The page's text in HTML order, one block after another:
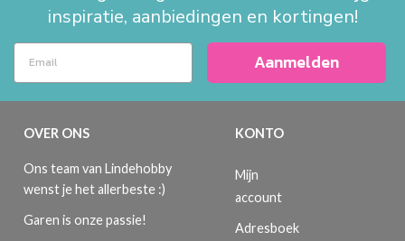
inspiratie, aanbiedingen en kortingen!
Aanmelden
OVER ONS
Ons team van Lindehobby
wenst je het allerbeste :)
Garen is onze passie!
KONTO
Mijn
account
Adresboek